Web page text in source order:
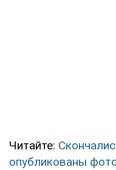
Читайте:
опубликованы